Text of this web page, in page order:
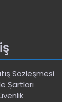
Sözleşmesi
Şartları